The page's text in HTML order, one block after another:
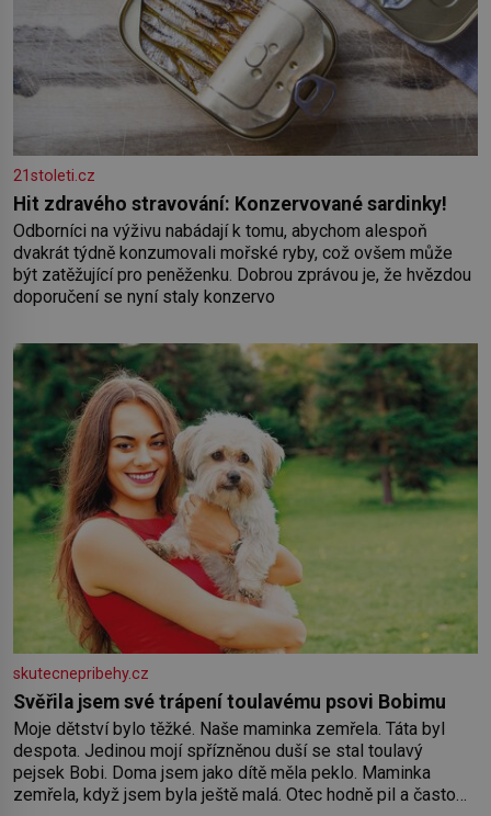
21stoleti.cz
Hit zdravého stravování: Konzervované sardinky!
Odborníci na výživu nabádají k tomu, abychom alespoň
dvakrát týdně konzumovali mořské ryby, což ovšem může
být zatěžující pro peněženku. Dobrou zprávou je, že hvězdou
doporučení se nyní staly konzervo
skutecnepribehy.cz
Svěřila jsem své trápení toulavému psovi Bobimu
Moje dětství bylo těžké. Naše maminka zemřela. Táta byl
despota. Jedinou mojí spřízněnou duší se stal toulavý
pejsek Bobi. Doma jsem jako dítě měla peklo. Maminka
zemřela, když jsem byla ještě malá. Otec hodně pil a často